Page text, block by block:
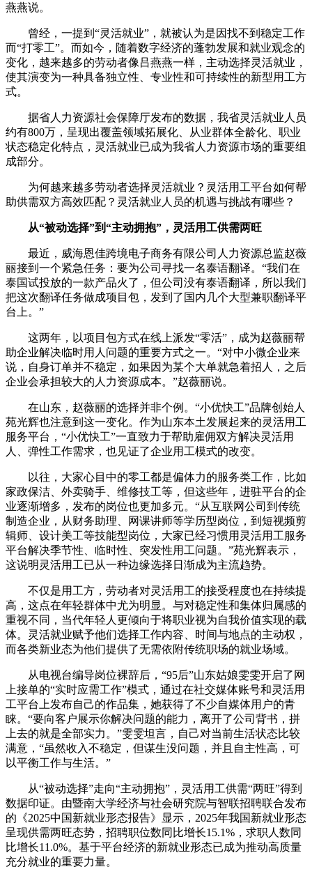
燕燕说。
曾经，一提到“灵活就业”，就被认为是因找不到稳定工作
而“打零工”。而如今，随着数字经济的蓬勃发展和就业观念的
变化，越来越多的劳动者像吕燕燕一样，主动选择灵活就业，
使其演变为一种具备独立性、专业性和可持续性的新型用工方
式。
据省人力资源社会保障厅发布的数据，我省灵活就业人员
约有800万，呈现出覆盖领域拓展化、从业群体全龄化、职业
状态稳定化特点，灵活就业已成为我省人力资源市场的重要组
成部分。
为何越来越多劳动者选择灵活就业？灵活用工平台如何帮
助供需双方高效匹配？灵活就业人员的机遇与挑战有哪些？
从“被动选择”到“主动拥抱”，灵活用工供需两旺
最近，威海恩佳跨境电子商务有限公司人力资源总监赵薇
丽接到一个紧急任务：要为公司寻找一名泰语翻译。“我们在
泰国试投放的一款产品火了，但公司没有泰语翻译，所以我们
把这次翻译任务做成项目包，发到了国内几个大型兼职翻译平
台上。”
这两年，以项目包方式在线上派发“零活”，成为赵薇丽帮
助企业解决临时用人问题的重要方式之一。“对中小微企业来
说，自身订单并不稳定，如果因为某个大单就急着招人，之后
企业会承担较大的人力资源成本。”赵薇丽说。
在山东，赵薇丽的选择并非个例。“小优快工”品牌创始人
苑光辉也注意到这一变化。作为山东本土发展起来的灵活用工
服务平台，“小优快工”一直致力于帮助雇佣双方解决灵活用
人、弹性工作需求，也见证了企业用工模式的改变。
以往，大家心目中的零工都是偏体力的服务类工作，比如
家政保洁、外卖骑手、维修技工等，但这些年，进驻平台的企
业逐渐增多，发布的岗位也更加多元。“从互联网公司到传统
制造企业，从财务助理、网课讲师等学历型岗位，到短视频剪
辑师、设计美工等技能型岗位，大家已经习惯用灵活用工服务
平台解决季节性、临时性、突发性用工问题。”苑光辉表示，
这说明灵活用工已从一种边缘选择日渐成为主流趋势。
不仅是用工方，劳动者对灵活用工的接受程度也在持续提
高，这点在年轻群体中尤为明显。与对稳定性和集体归属感的
重视不同，当代年轻人更倾向于将职业视为自我价值实现的载
体。灵活就业赋予他们选择工作内容、时间与地点的主动权，
而各类新业态为他们提供了无需依附传统职场的就业场域。
从电视台编导岗位裸辞后，“95后”山东姑娘雯雯开启了网
上接单的“实时应需工作”模式，通过在社交媒体账号和灵活用
工平台上发布自己的作品集，她获得了不少自媒体用户的青
睐。“要向客户展示你解决问题的能力，离开了公司背书，拼
上去的就是全部实力。”雯雯坦言，自己对当前生活状态比较
满意，“虽然收入不稳定，但谋生没问题，并且自主性高，可
以平衡工作与生活。”
从“被动选择”走向“主动拥抱”，灵活用工供需“两旺”得到
数据印证。由暨南大学经济与社会研究院与智联招聘联合发布
的《2025中国新就业形态报告》显示，2025年我国新就业形态
呈现供需两旺态势，招聘职位数同比增长15.1%，求职人数同
比增长11.0%。基于平台经济的新就业形态已成为推动高质量
充分就业的重要力量。